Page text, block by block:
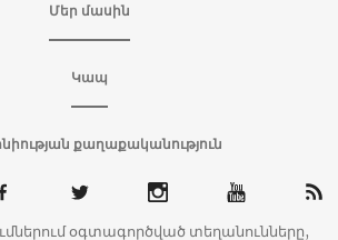
Մեր մասին
Կապ
քաղաքականություն
օգտագործված տեղանունները,